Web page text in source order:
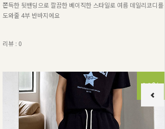
쫀득한 뒷밴딩으로 깔끔한 베이직한 스타일로 여름 데일리코디를
도와줄 4부 반바지에요
리뷰 : 0
30%